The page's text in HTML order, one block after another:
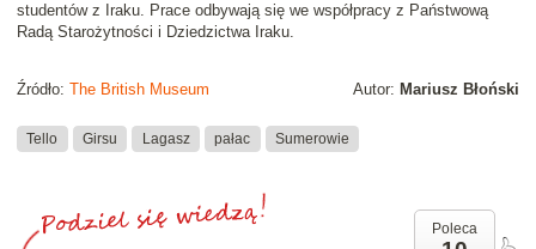
studentów z Iraku. Prace odbywają się we współpracy z Państwową
Radą Starożytności i Dziedzictwa Iraku.
Autor: Mariusz Błoński
Źródło: The British Museum
Tello Girsu Lagasz pałac Sumerowie
Poleca